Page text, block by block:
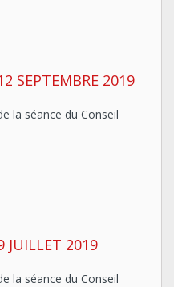
SEPTEMBRE 2019
la séance du Conseil
JUILLET 2019
la séance du Conseil